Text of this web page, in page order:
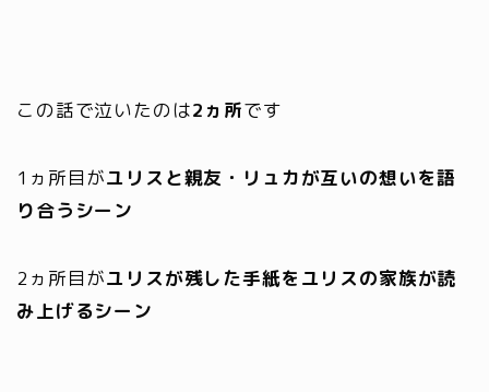
この話で泣いたのは2ヵ所です
1ヵ所目がユリスと親友・リュカが互いの想いを語
り合うシーン
2ヵ所目がユリスが残した手紙をユリスの家族が読
み上げるシーン